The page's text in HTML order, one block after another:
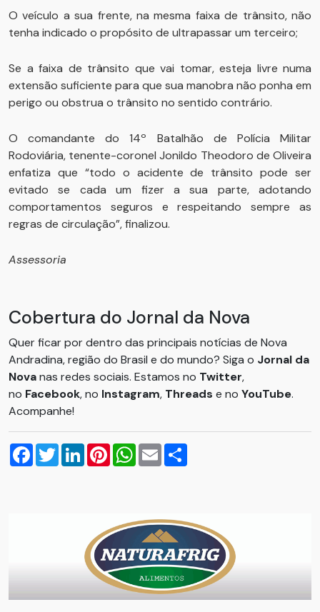
O veículo a sua frente, na mesma faixa de trânsito, não
tenha indicado o propósito de ultrapassar um terceiro;
Se a faixa de trânsito que vai tomar, esteja livre numa
extensão suficiente para que sua manobra não ponha em
perigo ou obstrua o trânsito no sentido contrário.
O comandante do 14º Batalhão de Polícia Militar
Rodoviária, tenente-coronel Jonildo Theodoro de Oliveira
enfatiza que “todo o acidente de trânsito pode ser
evitado se cada um fizer a sua parte, adotando
comportamentos seguros e respeitando sempre as
regras de circulação”, finalizou.
Assessoria
Cobertura do Jornal da Nova
Quer ficar por dentro das principais notícias de Nova
Andradina, região do Brasil e do mundo? Siga o Jornal da
Novanas redes sociais. Estamos no Twitter,
no Facebook, no Instagram, Threads e no YouTube.
Acompanhe!
Facebook
TwitterLinkedInPinterestWhatsApp
Email